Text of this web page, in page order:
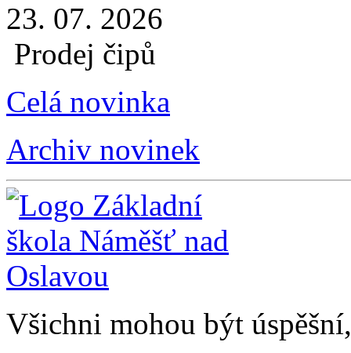
23. 07. 2026
Prodej čipů
Celá novinka
Archiv novinek
Všichni mohou být